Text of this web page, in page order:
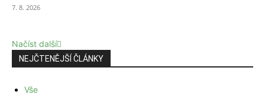
7. 8. 2026
Načíst další
NEJČTENĚJŠÍ ČLÁNKY
Vše